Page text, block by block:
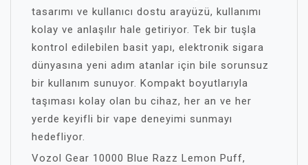
tasarımı ve kullanıcı dostu arayüzü, kullanımı
kolay ve anlaşılır hale getiriyor. Tek bir tuşla
kontrol edilebilen basit yapı, elektronik sigara
dünyasına yeni adım atanlar için bile sorunsuz
bir kullanım sunuyor. Kompakt boyutlarıyla
taşıması kolay olan bu cihaz, her an ve her
yerde keyifli bir vape deneyimi sunmayı
hedefliyor.
Vozol Gear 10000 Blue Razz Lemon Puff,